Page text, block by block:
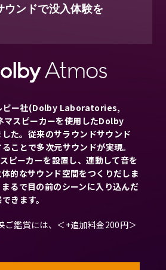
ウンドで没入体験を
ビー社(Dolby Laboratories,
マスピーカーを使用したDolby
た。従来のサラウンドサウンド
ことで多次元サウンドが実現。
ピーカーを設置し、連動して音を
的なサウンド空間をつくりだしま
るで目の前のシーンに入り込んだ
きます。
鑑賞には、＜+追加料金200円＞